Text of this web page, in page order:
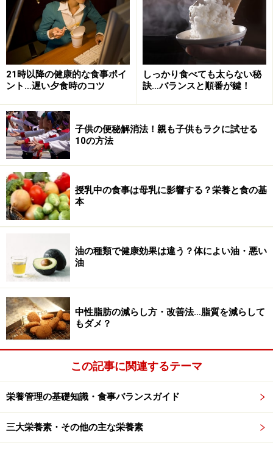
21時以降の健康的な食事ポイ
ント…遅い夕食時のコツ
しっかり食べても太らない秘
訣…バランスと順番が鍵！
子供の便秘解消法！親も子供もラクに試せる
10の方法
授乳中の食事は母乳に影響する？栄養と食の基
本
油の種類で健康効果は違う？体によい油・悪い
油
中性脂肪の減らし方・改善法…脂質を減らして
もダメ？
この記事に関連するテーマ
栄養管理の基礎知識・食事バランスガイド
三大栄養素・その他の主な栄養素